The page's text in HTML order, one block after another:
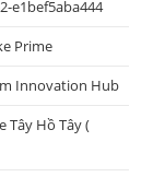
e1bef5aba444
Prime
Innovation Hub
Tây Hồ Tây (